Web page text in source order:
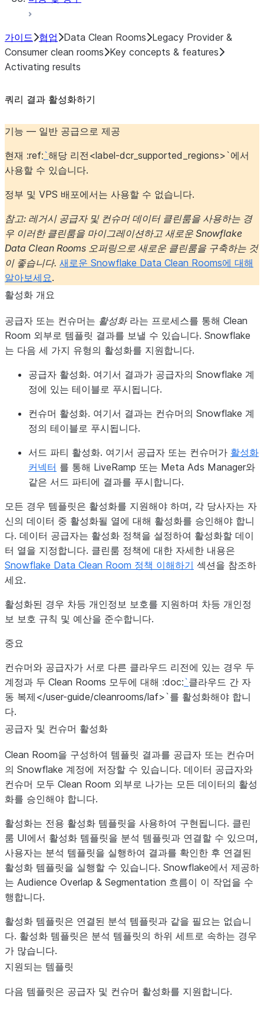
가이드 협업 Data Clean Rooms Legacy Provider &
Consumer clean rooms Key concepts & features
Activating results
쿼리 결과 활성화하기
기능 — 일반 공급으로 제공
현재 :ref:`해당 리전<label-dcr_supported_regions>`에서
사용할 수 있습니다.
정부 및 VPS 배포에서는 사용할 수 없습니다.
참고: 레거시 공급자 및 컨슈머 데이터 클린룸을 사용하는 경
우 이러한 클린룸을 마이그레이션하고 새로운 Snowflake
Data Clean Rooms 오퍼링으로 새로운 클린룸을 구축하는 것
이 좋습니다. 새로운 Snowflake Data Clean Rooms에 대해
알아보세요.
활성화 개요
공급자 또는 컨슈머는 활성화라는 프로세스를 통해 Clean
Room 외부로 템플릿 결과를 보낼 수 있습니다. Snowflake
는 다음 세 가지 유형의 활성화를 지원합니다.
공급자 활성화. 여기서 결과가 공급자의 Snowflake 계
정에 있는 테이블로 푸시됩니다.
컨슈머 활성화. 여기서 결과는 컨슈머의 Snowflake 계
정의 테이블로 푸시됩니다.
서드 파티 활성화. 여기서 공급자 또는 컨슈머가 활성화
커넥터 를 통해 LiveRamp 또는 Meta Ads Manager와
같은 서드 파티에 결과를 푸시합니다.
모든 경우 템플릿은 활성화를 지원해야 하며, 각 당사자는 자
신의 데이터 중 활성화될 열에 대해 활성화를 승인해야 합니
다. 데이터 공급자는 활성화 정책을 설정하여 활성화할 데이
터 열을 지정합니다. 클린룸 정책에 대한 자세한 내용은
Snowflake Data Clean Room 정책 이해하기 섹션을 참조하
세요.
활성화된 경우 차등 개인정보 보호를 지원하며 차등 개인정
보 보호 규칙 및 예산을 준수합니다.
중요
컨슈머와 공급자가 서로 다른 클라우드 리전에 있는 경우 두
계정과 두 Clean Rooms 모두에 대해 :doc:`클라우드 간 자
동 복제</user-guide/cleanrooms/laf>`를 활성화해야 합니
다.
공급자 및 컨슈머 활성화
Clean Room을 구성하여 템플릿 결과를 공급자 또는 컨슈머
의 Snowflake 계정에 저장할 수 있습니다. 데이터 공급자와
컨슈머 모두 Clean Room 외부로 나가는 모든 데이터의 활성
화를 승인해야 합니다.
활성화는 전용 활성화 템플릿을 사용하여 구현됩니다. 클린
룸 UI에서 활성화 템플릿을 분석 템플릿과 연결할 수 있으며,
사용자는 분석 템플릿을 실행하여 결과를 확인한 후 연결된
활성화 템플릿을 실행할 수 있습니다. Snowflake에서 제공하
는 Audience Overlap & Segmentation 흐름이 이 작업을 수
행합니다.
활성화 템플릿은 연결된 분석 템플릿과 같을 필요는 없습니
다. 활성화 템플릿은 분석 템플릿의 하위 세트로 속하는 경우
가 많습니다.
지원되는 템플릿
다음 템플릿은 공급자 및 컨슈머 활성화를 지원합니다.